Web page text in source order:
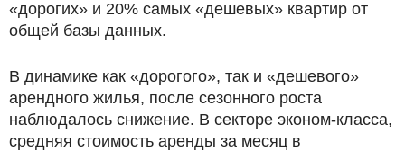
«дорогих» и 20% самых «дешевых» квартир от
общей базы данных.
В динамике как «дорогого», так и «дешевого»
арендного жилья, после сезонного роста
наблюдалось снижение. В секторе эконом-класса,
средняя стоимость аренды за месяц в